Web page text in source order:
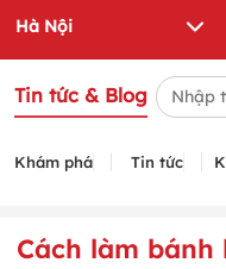
Tin tức & Blog
Khám phá Tin tức
Cách làm